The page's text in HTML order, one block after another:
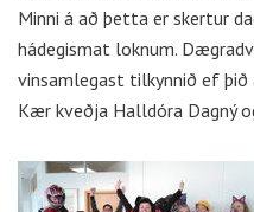
Minni á að þetta er skertur
hádegismat loknum.
vinsamlegast tilkynnið ef
Kær kveðja Halldóra Dagný